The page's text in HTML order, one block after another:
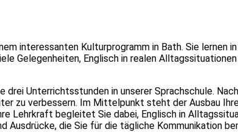
interessanten Kulturprogramm in Bath. Sie lernen
Gelegenheiten, Englisch in realen
Unterrichtsstunden in unserer Sprachschule.
zu verbessern. Im Mittelpunkt steht der Ausbau
Lehrkraft begleitet Sie dabei, Englisch in
Ausdrücke, die Sie für die tägliche Kommunikation